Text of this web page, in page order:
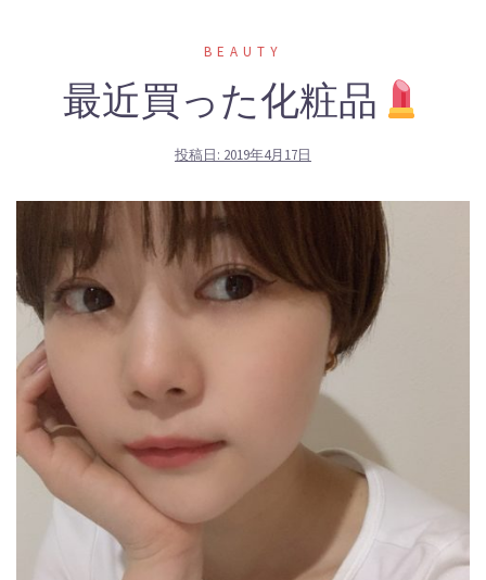
BEAUTY
最近買った化粧品
投稿日: 2019年4月17日